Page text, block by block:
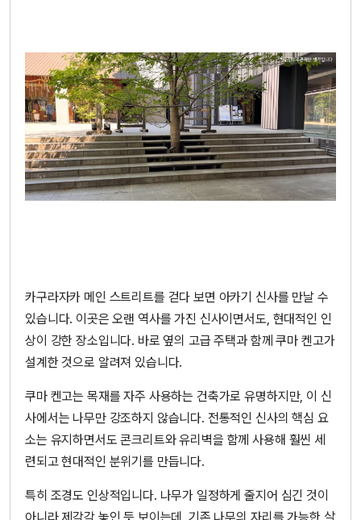
카구라자카 메인 스트리트를 걷다 보면 아카기 신사를 만날 수
있습니다. 이곳은 오랜 역사를 가진 신사이면서도, 현대적인 인
상이 강한 장소입니다. 바로 옆의 고급 주택과 함께 쿠마 켄고가
설계한 것으로 알려져 있습니다.
쿠마 켄고는 목재를 자주 사용하는 건축가로 유명하지만, 이 신
사에서는 나무만 강조하지 않습니다. 전통적인 신사의 핵심 요
소는 유지하면서도 콘크리트와 유리벽을 함께 사용해 훨씬 세
련되고 현대적인 분위기를 만듭니다.
특히 조경도 인상적입니다. 나무가 일정하게 줄지어 심긴 것이